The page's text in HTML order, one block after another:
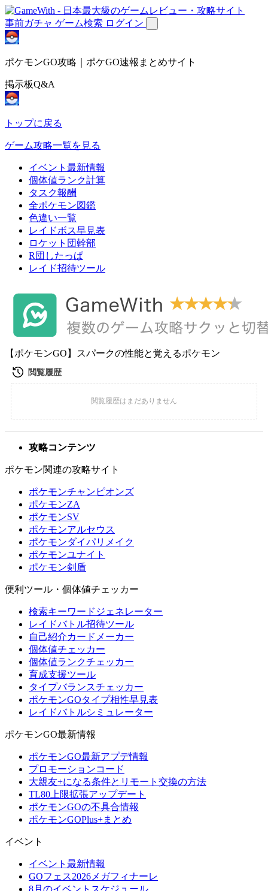
事前ガチャ ゲーム検索 ログイン
ポケモンGO攻略｜ポケGO速報まとめサイト
掲示板Q&A
トップに戻る
ゲーム攻略一覧を見る
イベント最新情報
個体値ランク計算
タスク報酬
全ポケモン図鑑
色違い一覧
レイドボス早見表
ロケット団幹部
R団したっぱ
レイド招待ツール
【ポケモンGO】スパークの性能と覚えるポケモン
攻略コンテンツ
ポケモン関連の攻略サイト
ポケモンチャンピオンズ
ポケモンZA
ポケモンSV
ポケモンアルセウス
ポケモンダイパリメイク
ポケモンユナイト
ポケモン剣盾
便利ツール・個体値チェッカー
検索キーワードジェネレーター
レイドバトル招待ツール
自己紹介カードメーカー
個体値チェッカー
個体値ランクチェッカー
育成支援ツール
タイプバランスチェッカー
ポケモンGOタイプ相性早見表
レイドバトルシミュレーター
ポケモンGO最新情報
ポケモンGO最新アプデ情報
プロモーションコード
大親友+になる条件とリモート交換の方法
TL80上限拡張アップデート
ポケモンGOの不具合情報
ポケモンGOPlus+まとめ
イベント
イベント最新情報
GOフェス2026メガフィナーレ
8月のイベントスケジュール